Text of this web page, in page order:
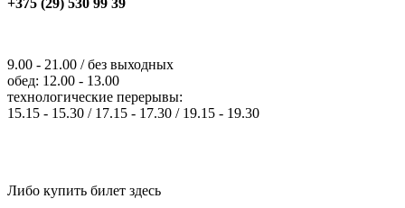
9.00 - 21.00 / без выходных
обед: 12.00 - 13.00
технологические перерывы:
15.15 - 15.30 / 17.15 - 17.30 / 19.15 - 19.30
Либо купить билет здесь